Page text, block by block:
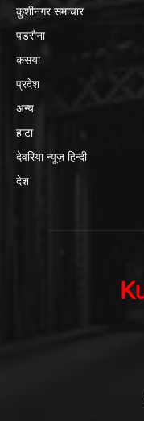
कुशीनगर समाचार
पडरौना
कसया
प्रदेश
अन्य
हाटा
देवरिया न्यूज़ हिन्दी
देश